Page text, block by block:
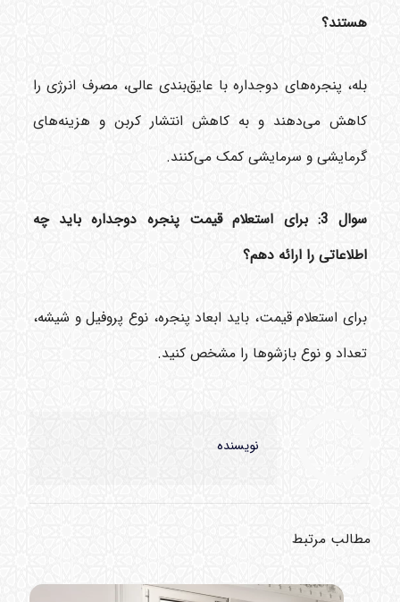
هستند؟
بله، پنجره‌های دوجداره با عایق‌بندی عالی، مصرف انرژی را
کاهش می‌دهند و به کاهش انتشار کربن و هزینه‌های
گرمایشی و سرمایشی کمک می‌کنند.
سوال 3: برای استعلام قیمت پنجره دوجداره باید چه
اطلاعاتی را ارائه دهم؟
برای استعلام قیمت، باید ابعاد پنجره، نوع پروفیل و شیشه،
تعداد و نوع بازشوها را مشخص کنید.
نویسنده
مطالب مرتبط